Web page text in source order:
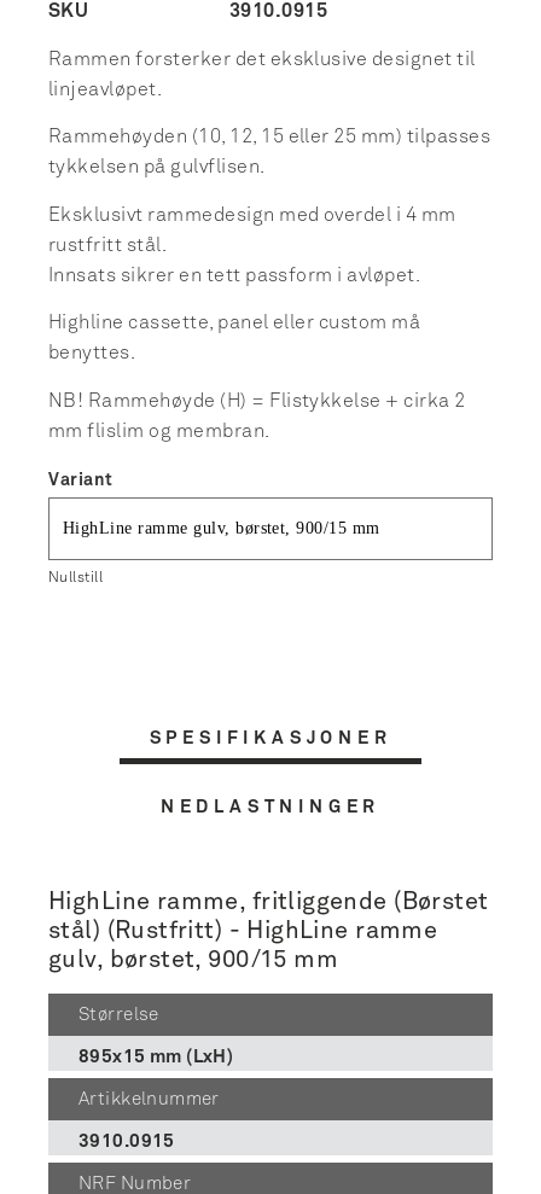
SKU
3910.0915
Rammen forsterker det eksklusive designet til
linjeavløpet.
Rammehøyden (10, 12, 15 eller 25 mm) tilpasses
tykkelsen på gulvflisen.
Eksklusivt rammedesign med overdel i 4 mm
rustfritt stål.
Innsats sikrer en tett passform i avløpet.
Highline cassette, panel eller custom må
benyttes.
NB! Rammehøyde (H) = Flistykkelse + cirka 2
mm flislim og membran.
Variant
Nullstill
SPESIFIKASJONER
NEDLASTNINGER
HighLine ramme, fritliggende (Børstet
stål) (Rustfritt) - HighLine ramme
gulv, børstet, 900/15 mm
Størrelse
895x15 mm (LxH)
Artikkelnummer
3910.0915
NRF Number